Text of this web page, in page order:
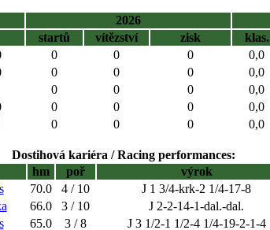
2026
startů vítězství zisk klas.
0 0 0 0,0
0 0 0 0,0
0 0 0 0,0
0 0 0 0,0
0 0 0 0,0
Dostihová kariéra / Racing performances:
hm poř výrok
70.0 4 / 10 J 1 3/4-krk-2 1/4-17-8
66.0 3 / 10 J 2-2-14-1-dal.-dal.
65.0 3 / 8 J 3 1/2-1 1/2-4 1/4-19-2-1-4